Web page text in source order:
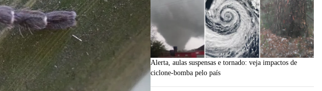
Alerta, aulas suspensas e tornado: veja impactos de
ciclone-bomba pelo país